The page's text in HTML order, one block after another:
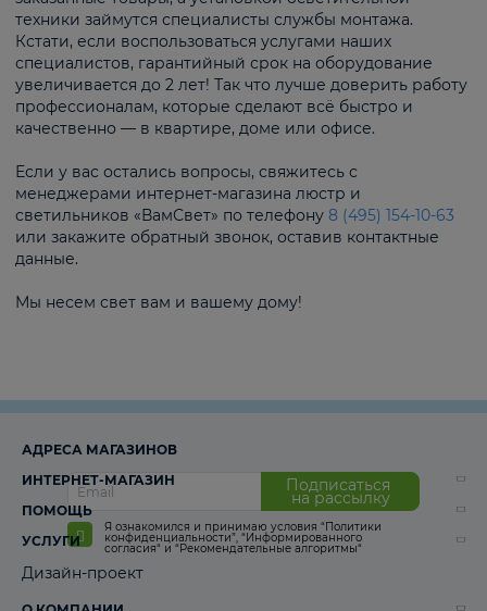
техники займутся специалисты службы монтажа.
Кстати, если воспользоваться услугами наших
специалистов, гарантийный срок на оборудование
увеличивается до 2 лет! Так что лучше доверить работу
профессионалам, которые сделают всё быстро и
качественно — в квартире, доме или офисе.
Если у вас остались вопросы, свяжитесь с
менеджерами интернет-магазина люстр и
светильников «ВамСвет» по телефону 8 (495) 154-10-63
или закажите обратный звонок, оставив контактные
данные.
Мы несем свет вам и вашему дому!
Подписаться
на рассылку
Я ознакомился и принимаю условия “Политики
конфиденциальности”, “Информированного
согласия“ и “Рекомендательные алгоритмы“
АДРЕСА МАГАЗИНОВ
ИНТЕРНЕТ-МАГАЗИН
ПОМОЩЬ
УСЛУГИ
Дизайн-проект